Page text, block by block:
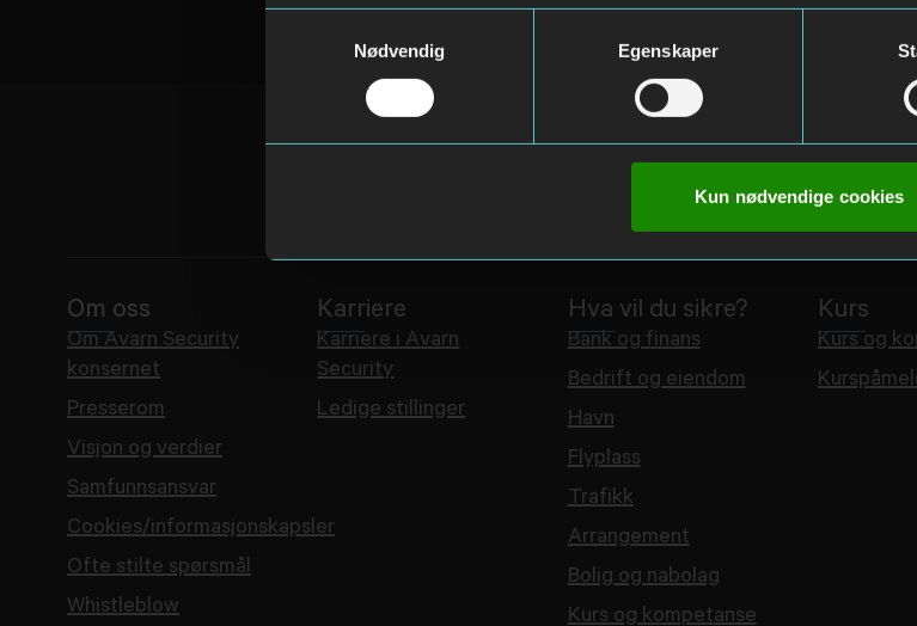
Nødvendig
Egenskaper
Kun nødvendige cookies
Om oss
Om Avarn Security
konsernet
Presserom
Visjon og verdier
Samfunnsansvar
Cookies/informasjonskapsler
Ofte stilte spørsmål
Whistleblow
Karriere
Karriere i Avarn
Security
Ledige stillinger
Hva vil du sikre?
Bank og finans
Bedrift og eiendom
Havn
Flyplass
Trafikk
Arrangement
Bolig og nabolag
Kurs og kompetanse
Kurs
Kurs og